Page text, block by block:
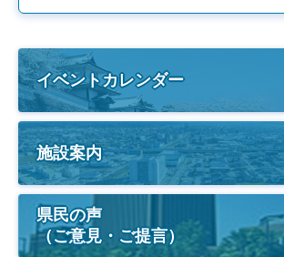
イベントカレンダー
施設案内
県民の声
（ご意見・ご提言）